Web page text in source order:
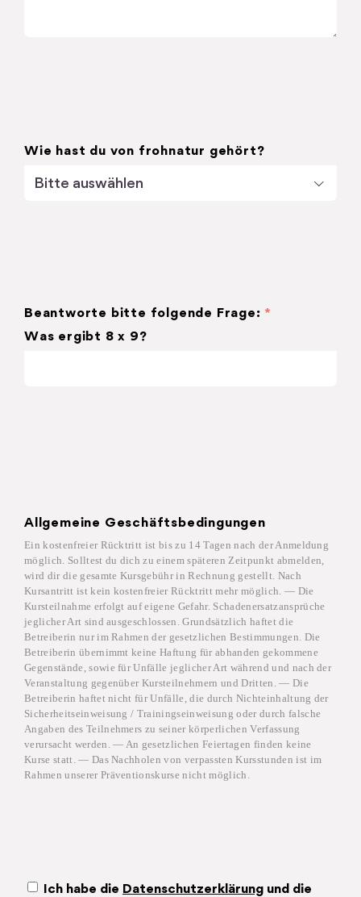
Wie hast du von frohnatur gehört?

Beantworte bitte folgende Frage:*
Was ergibt 8 x 9?
Allgemeine Geschäftsbedingungen
Ein kostenfreier Rücktritt ist bis zu 14 Tagen nach der Anmeldung
möglich. Solltest du dich zu einem späteren Zeitpunkt abmelden,
wird dir die gesamte Kursgebühr in Rechnung gestellt. Nach
Kursantritt ist kein kostenfreier Rücktritt mehr möglich. — Die
Kursteilnahme erfolgt auf eigene Gefahr. Schadenersatzansprüche
jeglicher Art sind ausgeschlossen. Grundsätzlich haftet die
Betreiberin nur im Rahmen der gesetzlichen Bestimmungen. Die
Betreiberin übernimmt keine Haftung für abhanden gekommene
Gegenstände, sowie für Unfälle jeglicher Art während und nach der
Veranstaltung gegenüber Kursteilnehmern und Dritten. — Die
Betreiberin haftet nicht für Unfälle, die durch Nichteinhaltung der
Sicherheitseinweisung / Trainingseinweisung oder durch falsche
Angaben des Teilnehmers zu seiner körperlichen Verfassung
verursacht werden. — An gesetzlichen Feiertagen finden keine
Kurse statt. — Das Nachholen von verpassten Kursstunden ist im
Rahmen unserer Präventionskurse nicht möglich.
Ich habe die Datenschutzerklärung und die